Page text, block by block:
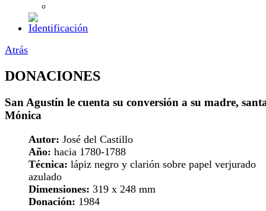
Atrás
DONACIONES
San Agustín le cuenta su conversión a su madre,
Mónica
Autor: José del Castillo
Año: hacia 1780-1788
Técnica: lápiz negro y clarión sobre papel verjurado
azulado
Dimensiones: 319 x 248 mm
Donación: 1984